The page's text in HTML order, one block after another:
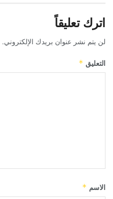
اترك تعليقاً
لن يتم نشر عنوان بريدك الإلكتروني.
التعليق *
الاسم *